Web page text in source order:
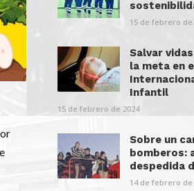
15 de febrero de
Salvar
la meta en
Infantil
15 de febrero de 2024
Sobre un
bomberos:
despedida
14 de febrero de